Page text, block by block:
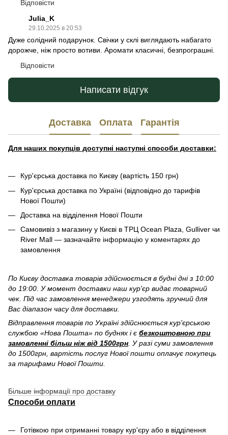
Відповісти
Julia_K
29.10.2025 в 20:53
Дуже солідний подарунок. Свічки у склі виглядають набагато
дорожче, ніж просто вотиви. Аромати класичні, безпрограшні.
Відповісти
Написати відгук
Доставка Оплата Гарантія
Для наших покупців доступні наступні способи доставки:
Кур'єрська доставка по Києву (вартість 150 грн)
Кур'єрська доставка по Україні (відповідно до тарифів
Нової Пошти)
Доставка на відділення Нової Пошти
Самовивіз з магазину у Києві в ТРЦ Ocean Plaza, Gulliver чи
River Mall — зазначайте інформацію у коментарях до
замовлення
По Києву доставка товарів здійснюється в будні дні з 10:00
до 19:00. У момент доставки наш кур'єр видає товарний
чек. Під час замовлення менеджери узгодять зручний для
Вас діапазон часу для доставки.
Відправлення товарів по Україні здійснюється кур'єрською
службою «Нова Пошта» по буднях і є безкоштовною при
замовленні більш ніж від 1500грн . У разі суми замовлення
до 1500грн, вартість послуг Нової пошти оплачує покупець
за тарифами Нової Пошти.
Більше інформації про доставку
Способи оплати
Готівкою при отриманні товару кур'єру або в відділення